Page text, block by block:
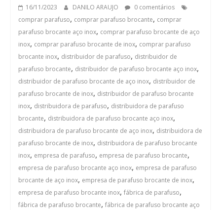
16/11/2023 DANILO ARAUJO
0 comentários
comprar parafuso, comprar parafuso brocante, comprar
parafuso brocante aço inox, comprar parafuso brocante de aço
inox, comprar parafuso brocante de inox, comprar parafuso
brocante inox, distribuidor de parafuso, distribuidor de
parafuso brocante, distribuidor de parafuso brocante aço inox,
distribuidor de parafuso brocante de aço inox, distribuidor de
parafuso brocante de inox, distribuidor de parafuso brocante
inox, distribuidora de parafuso, distribuidora de parafuso
brocante, distribuidora de parafuso brocante aço inox,
distribuidora de parafuso brocante de aço inox, distribuidora de
parafuso brocante de inox, distribuidora de parafuso brocante
inox, empresa de parafuso, empresa de parafuso brocante,
empresa de parafuso brocante aço inox, empresa de parafuso
brocante de aço inox, empresa de parafuso brocante de inox,
empresa de parafuso brocante inox,fábrica de parafuso,
fábrica de parafuso brocante,fábrica de parafuso brocante aço